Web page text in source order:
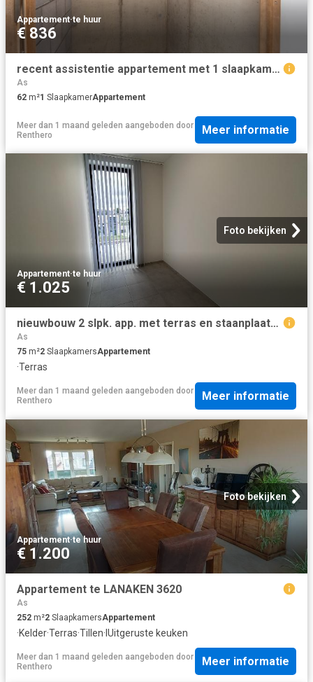
Appartement·te huur
€ 836
recent assistentie appartement met 1 slaapkamer te stevoort
As
62 m²1 SlaapkamerAppartement
Meer dan 1 maand geleden aangeboden door
Renthero
Meer informatie
Foto bekijken
Appartement·te huur
€ 1.025
nieuwbouw 2 slpk. app. met terras en staanplaats in zonhoven
As
75 m²2 SlaapkamersAppartement
·Terras
Meer dan 1 maand geleden aangeboden door
Renthero
Meer informatie
Foto bekijken
Appartement·te huur
€ 1.200
Appartement te LANAKEN 3620
As
252 m²2 SlaapkamersAppartement
·Kelder·Terras·Tillen· IUitgeruste keuken
Meer dan 1 maand geleden aangeboden door
Renthero
Meer informatie